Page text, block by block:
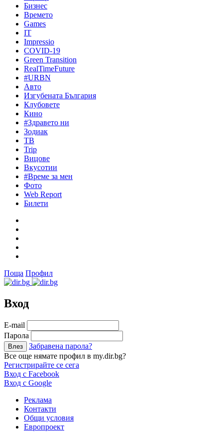
Бизнес
Времето
Games
IT
Impressio
COVID-19
Green Transition
RealTimeFuture
#URBN
Авто
Изгубената България
Клубовете
Кино
#Здравето ни
Зодиак
ТВ
Trip
Вицове
Вкусотии
#Време за мен
Фото
Web Report
Билети
Поща Профил
Вход
Е-mail
Парола
Забравена парола?
Все още нямате профил в my.dir.bg?
Регистрирайте се сега
Вход с Facebook
Вход с Google
Реклама
Контакти
Общи условия
Европроект